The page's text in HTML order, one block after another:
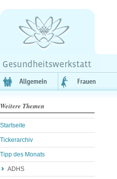
Weitere Themen
Startseite
Tickerarchiv
Tipp des Monats
ADHS